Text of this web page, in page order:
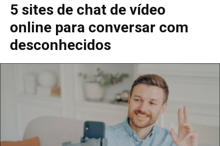
5 sites de chat de vídeo
online para conversar com
desconhecidos